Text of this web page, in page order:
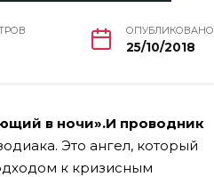
ОПУБЛИКОВАНО
25/10/2018
в ночи».И проводник
Это ангел, который
к кризисным